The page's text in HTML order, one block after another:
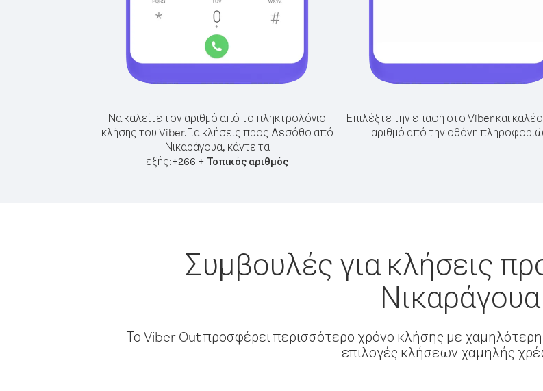
Να καλείτε τον αριθμό από το πληκτρολόγιο
κλήσης του Viber.Για κλήσεις προς Λεσόθο από
Νικαράγουα, κάντε τα
εξής:+266 + Τοπικός αριθμός
Επιλέξτε την επαφή στο Viber και
αριθμό από την οθόνη
Συμβουλές για κλήσεις
Νικαράγουα
Το Viber Out προσφέρει περισσότερο χρόνο κλήσης με
επιλογές κλήσεων χαμηλής